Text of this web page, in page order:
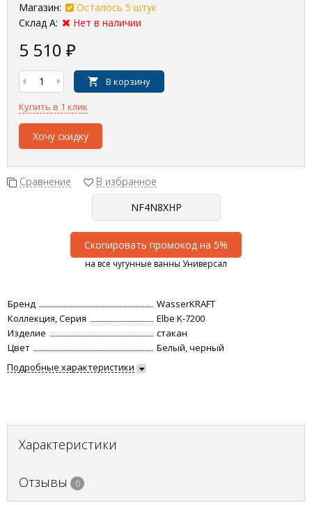
Магазин:
Осталось 5 штук
Склад А:
Нет в наличии
5 510 ₽
В корзину
Купить в 1 клик
Хочу скидку
Сравнение В избранное
Скопировать промокод на 5%
на все чугунные ванны Универсал
Бренд
WasserKRAFT
Коллекция, Серия
Elbe K-7200
Изделие
стакан
Цвет
Белый, черный
Подробные характеристики
Характеристики
Отзывы 0